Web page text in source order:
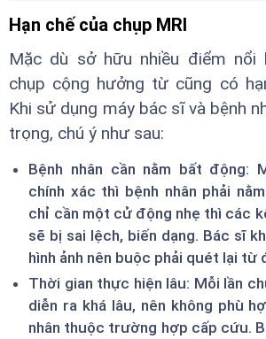
Hạn chế của chụp MRI
Mặc dù sở hữu nhiều điểm nổi
chụp cộng hưởng từ cũng có
Khi sử dụng máy bác sĩ và bệnh
trọng, chú ý như sau:
Bệnh nhân cần nằm bất động:
chính xác thì bệnh nhân phải
chỉ cần một cử động nhẹ thì các
sẽ bị sai lệch, biến dạng. Bác sĩ
hình ảnh nên buộc phải quét lại từ
Thời gian thực hiện lâu: Mỗi lần
diễn ra khá lâu, nên không phù
nhân thuộc trường hợp cấp cứu.